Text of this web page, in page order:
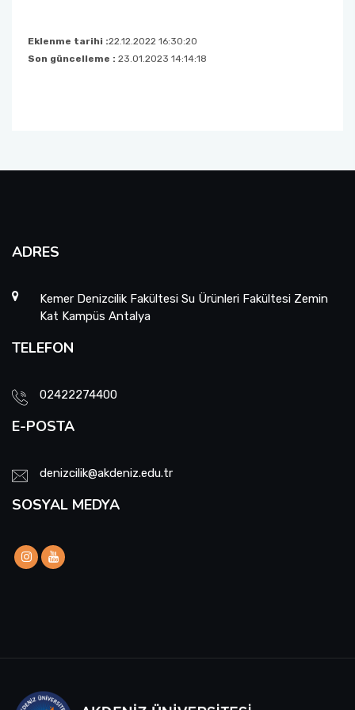
Eklenme tarihi :22.12.2022 16:30:20
Son güncelleme : 23.01.2023 14:14:18
ADRES
Kemer Denizcilik Fakültesi Su Ürünleri Fakültesi Zemin
Kat Kampüs Antalya
TELEFON
02422274400
E-POSTA
denizcilik@akdeniz.edu.tr
SOSYAL MEDYA